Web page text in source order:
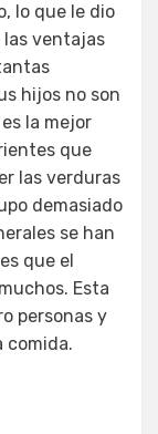
lo que le dio
las ventajas
hijos no son
la mejor
que
las verduras
demasiado
se han
que el
Esta
personas y
comida.